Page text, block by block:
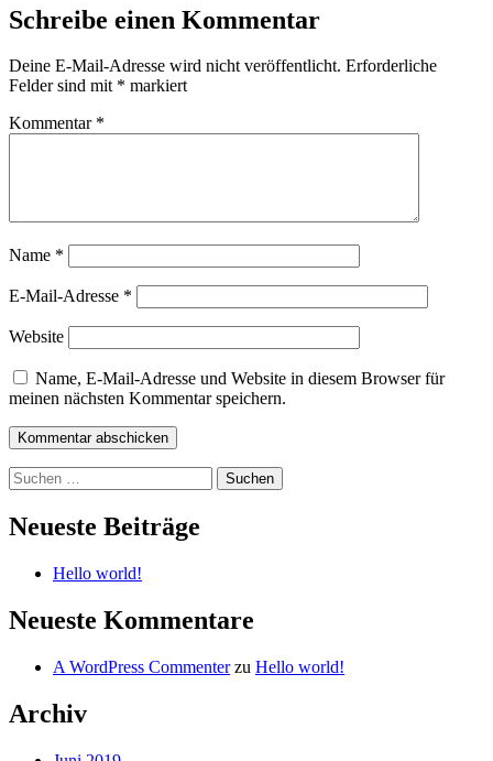
Schreibe einen Kommentar
Deine E-Mail-Adresse wird nicht veröffentlicht. Erforderliche
Felder sind mit * markiert
Kommentar *
Name *
E-Mail-Adresse *
Website
Name, E-Mail-Adresse und Website in diesem Browser für
meinen nächsten Kommentar speichern.
Suchen
nach:
Neueste Beiträge
Hello world!
Neueste Kommentare
A WordPress Commenterzu Hello world!
Archiv